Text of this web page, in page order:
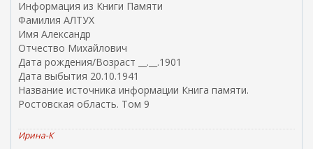
л
Информация из Книги Памяти
Фамилия АЛТУХ
Имя Александр
Отчество Михайлович
Дата рождения/Возраст __.__.1901
Дата выбытия 20.10.1941
Название источника информации Книга памяти.
Ростовская область. Том 9
Ирина-К